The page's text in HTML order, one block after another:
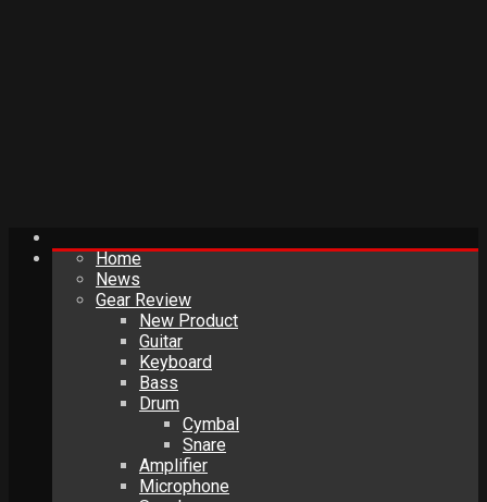
Home
News
Gear Review
New Product
Guitar
Keyboard
Bass
Drum
Cymbal
Snare
Amplifier
Microphone